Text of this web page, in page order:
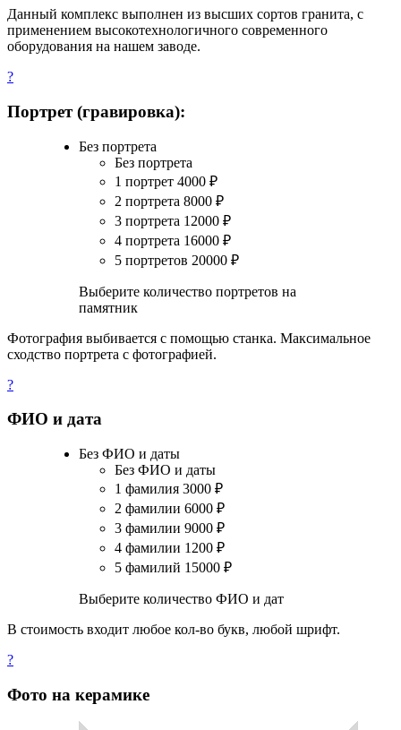
Данный комплекс выполнен из высших сортов гранита, с
применением высокотехнологичного современного
оборудования на нашем заводе.
?
Портрет (гравировка):
Без портрета
Без портрета
1 портрет 4000 ₽
2 портрета 8000 ₽
3 портрета 12000 ₽
4 портрета 16000 ₽
5 портретов 20000 ₽
Выберите количество портретов на
памятник
Фотография выбивается с помощью станка. Максимальное
сходство портрета с фотографией.
?
ФИО и дата
Без ФИО и даты
Без ФИО и даты
1 фамилия 3000 ₽
2 фамилии 6000 ₽
3 фамилии 9000 ₽
4 фамилии 1200 ₽
5 фамилий 15000 ₽
Выберите количество ФИО и дат
В стоимость входит любое кол-во букв, любой шрифт.
?
Фото на керамике